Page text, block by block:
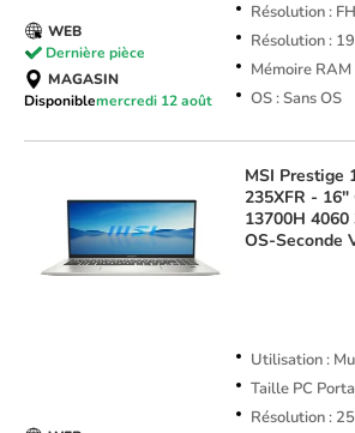
Résolution :
Résolution :
Mémoire RAM
OS : Sans OS
WEB
Dernière pièce
MAGASIN
Disponiblemercredi 12 août
MSI Prestige
235XFR -
13700H 4060
OS-Seconde
Utilisation :
Taille PC
Résolution :